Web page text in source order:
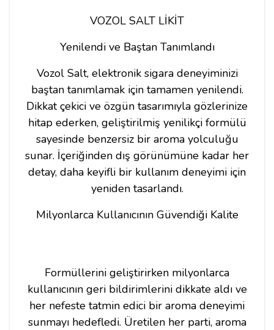
VOZOL SALT LİKİT
Yenilendi ve Baştan Tanımlandı
Vozol Salt, elektronik sigara deneyiminizi
baştan tanımlamak için tamamen yenilendi.
Dikkat çekici ve özgün tasarımıyla gözlerinize
hitap ederken, geliştirilmiş yenilikçi formülü
sayesinde benzersiz bir aroma yolculuğu
sunar. İçeriğinden dış görünümüne kadar her
detay, daha keyifli bir kullanım deneyimi için
yeniden tasarlandı.
Milyonlarca Kullanıcının Güvendiği Kalite
Formüllerini geliştirirken milyonlarca
kullanıcının geri bildirimlerini dikkate aldı ve
her nefeste tatmin edici bir aroma deneyimi
sunmayı hedefledi. Üretilen her parti, aroma